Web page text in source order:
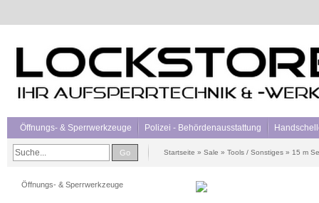
Öffnungs- & Sperrwerkzeuge Polizei - Behördenausstattung
Go Startseite » Sale » Tools / Sonstiges » 15 m
Öffnungs- & Sperrwerkzeuge